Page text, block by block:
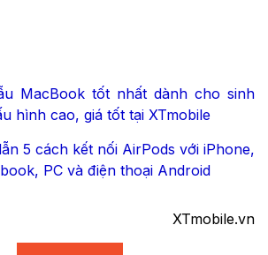
MacBook tốt nhất dành cho sinh
hình cao, giá tốt tại XTmobile
5 cách kết nối AirPods với iPhone,
PC và điện thoại Android
XTmobile.vn